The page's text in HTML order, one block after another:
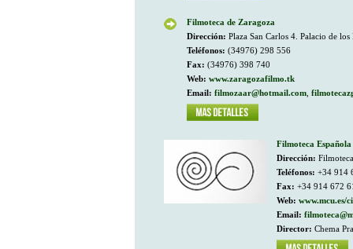
Filmoteca de Zaragoza
Dirección: Plaza San Carlos 4. Palacio de
Teléfonos: (34976) 298 556
Fax: (34976) 398 740
Web: www.zaragozafilmo.tk
Email: filmozaar@hotmail.com
Filmoteca Española
Dirección:
Teléfonos: +34 914
Fax: +34 914 672
Web: www.mcu.es/
Email:
Director: Chema